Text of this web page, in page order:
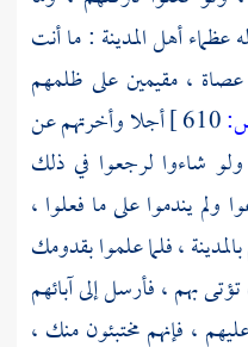
أهل المدينة : ما أنت
، مقيمين على ظلمهم
أجلا وأخرتهم عن
شاءوا لرجعوا في ذلك
ولم يندموا على ما فعلوا ،
، فلما علموا بقدومك
بهم ، فأرسل إلى آبائهم
، فإنهم مختبئون منك ،